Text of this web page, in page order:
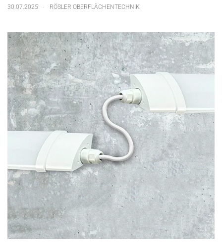
30.07.2025 . RÖSLER OBERFLÄCHENTECHNIK